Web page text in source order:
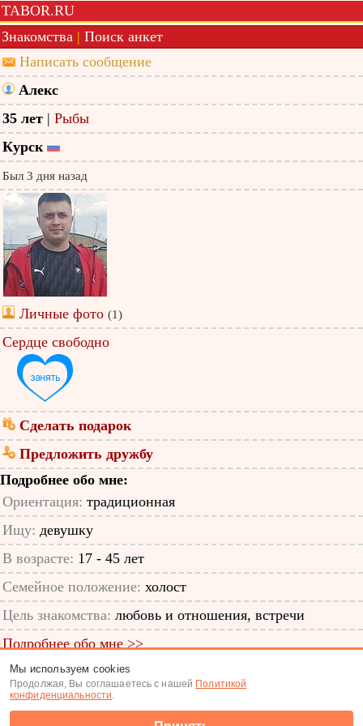
TABOR.RU
Знакомства | Поиск анкет
Написать сообщение
Алекс
35 лет | Рыбы
Курск
Был 3 дня назад
Личные фото (1)
Сердце свободно
Сделать подарок
Предложить дружбу
Подробнее обо мне:
Ориентация: традиционная
Ищу: девушку
В возрасте: 17 - 45 лет
Семейное положение: холост
Цель знакомства: любовь и отношения, встречи
Подробнее обо мне >>
ID анкеты: 12154194
Знакомства|Поиск анкет
Мы используем cookies
Продолжая, Вы соглашаетесь с нашей Политикой
конфиденциальности.